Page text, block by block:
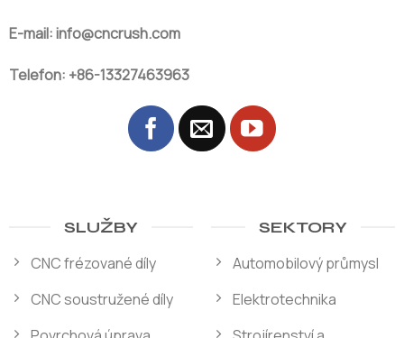
E-mail: info@cncrush.com
Telefon: +86-13327463963
SLUŽBY
CNC frézované díly
CNC soustružené díly
SEKTORY
Automobilový průmysl
Elektrotechnika